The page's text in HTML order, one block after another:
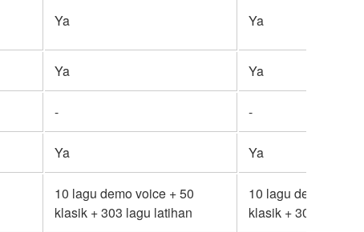
Ya Ya
Ya Ya
- -
Ya Ya
10 lagu demo voice + 50
klasik + 303 lagu latihan
10 lagu demo voice
klasik + 303 lagu